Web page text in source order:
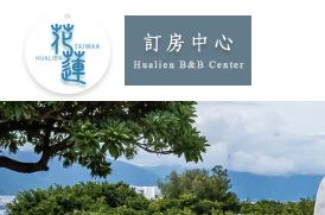
花蓮訂房中心